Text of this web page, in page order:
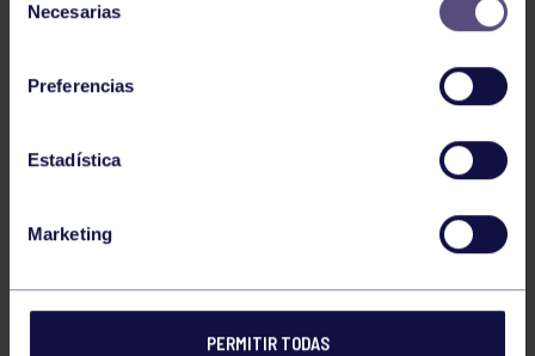
Necesarias
Preferencias
Estadística
Marketing
PERMITIR TODAS
GAM 14 Jul 2026
CAMPEONATO DE ESPAÑA